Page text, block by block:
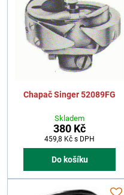
Chapač Singer 52089FG
Skladem
380 Kč
459,8 Kč s DPH
Do košíku